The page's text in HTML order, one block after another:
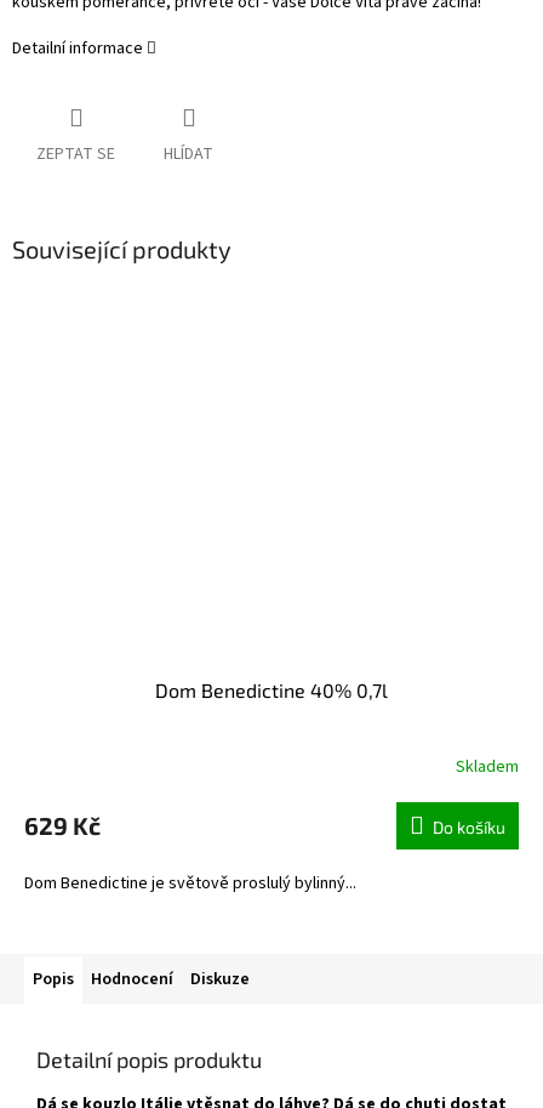
Detailní informace
ZEPTAT SE HLÍDAT
Související produkty
Dom Benedictine 40% 0,7l
Skladem
629 Kč Do košíku
Dom Benedictine je světově proslulý bylinný...
Popis Hodnocení Diskuze
Detailní popis produktu